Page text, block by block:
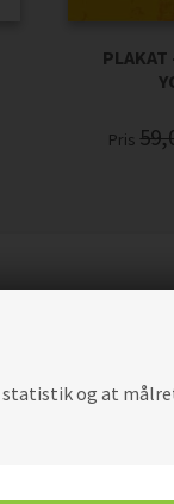
statistik og at
PLAKAT
Pris
smukke heste i
helt vild med